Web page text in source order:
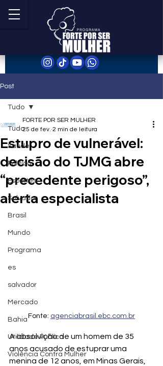
Post
Tudo
Saúde
Política
Esportes
Salvador
Brasil
Mundo
Programa
es
salvador
Mercado
Bahia
Utilidade Pública
Violência Contra Mulher
Tudo
Estupro de vulnerável:
decisão do TJMG abre
“precedente perigoso”,
alerta especialista
FORTE POR SER MULHER
25 de fev. 2 min de leitura
Fonte: agenciabrasil.ebc.com.br
A absolvição de um homem de 35
anos acusado de estuprar uma
menina de 12 anos, em Minas Gerais,